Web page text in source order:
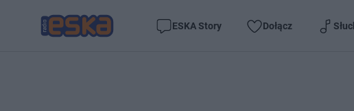
ESKA Story Dołącz